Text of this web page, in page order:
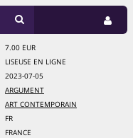
7.00 EUR
LISEUSE EN LIGNE
2023-07-05
ARGUMENT
ART CONTEMPORAIN
FR
FRANCE